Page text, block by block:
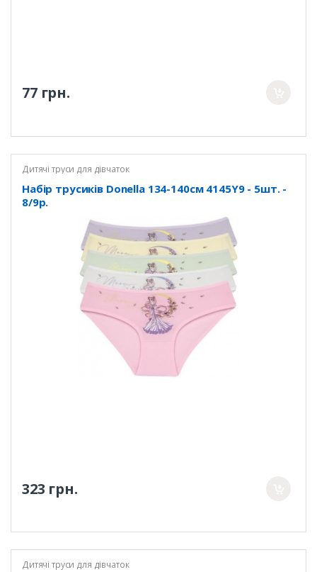
77 грн.
Дитячі труси для дівчаток
Набір трусиків Donella 134-140см 4145Y9 - 5шт. -
8/9р.
323 грн.
Дитячі труси для дівчаток